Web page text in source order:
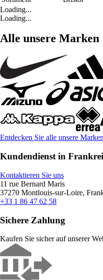
Loading...
Loading...
Alle unsere Marken
Entdecken Sie alle unsere Marken
Kundendienst in
Kontaktieren Sie uns
11 rue Bernard Maris
37270 Montlouis-sur-Loire,
+33 1 86 47 62 58
Sichere Zahlung
Kaufen Sie sicher auf unserer